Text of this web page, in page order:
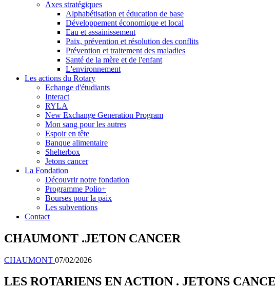
Axes stratégiques
Alphabétisation et éducation de base
Développement économique et local
Eau et assainissement
Paix, prévention et résolution des conflits
Prévention et traitement des maladies
Santé de la mère et de l'enfant
L'environnement
Les actions du Rotary
Echange d'étudiants
Interact
RYLA
New Exchange Generation Program
Mon sang pour les autres
Espoir en tête
Banque alimentaire
Shelterbox
Jetons cancer
La Fondation
Découvrir notre fondation
Programme Polio+
Bourses pour la paix
Les subventions
Contact
CHAUMONT .JETON CANCER
CHAUMONT 07/02/2026
LES ROTARIENS EN ACTION . JETONS